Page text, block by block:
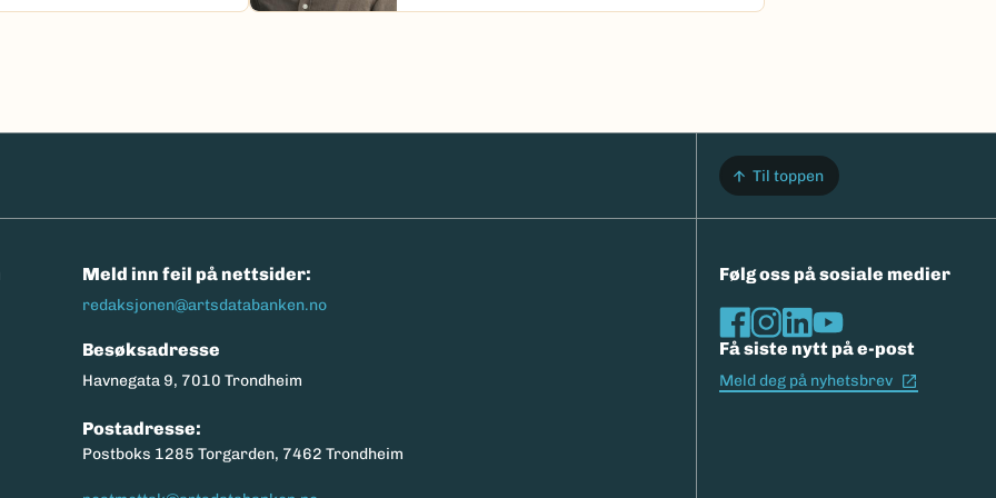
Til toppen
Meld inn feil på nettsider:
redaksjonen@artsdatabanken.no
Besøksadresse
Havnegata 9, 7010 Trondheim
Postadresse:
Postboks 1285 Torgarden, 7462 Trondheim
Følg oss på sosiale medier
Få siste nytt på e-post
Meld deg på nyhetsbrev